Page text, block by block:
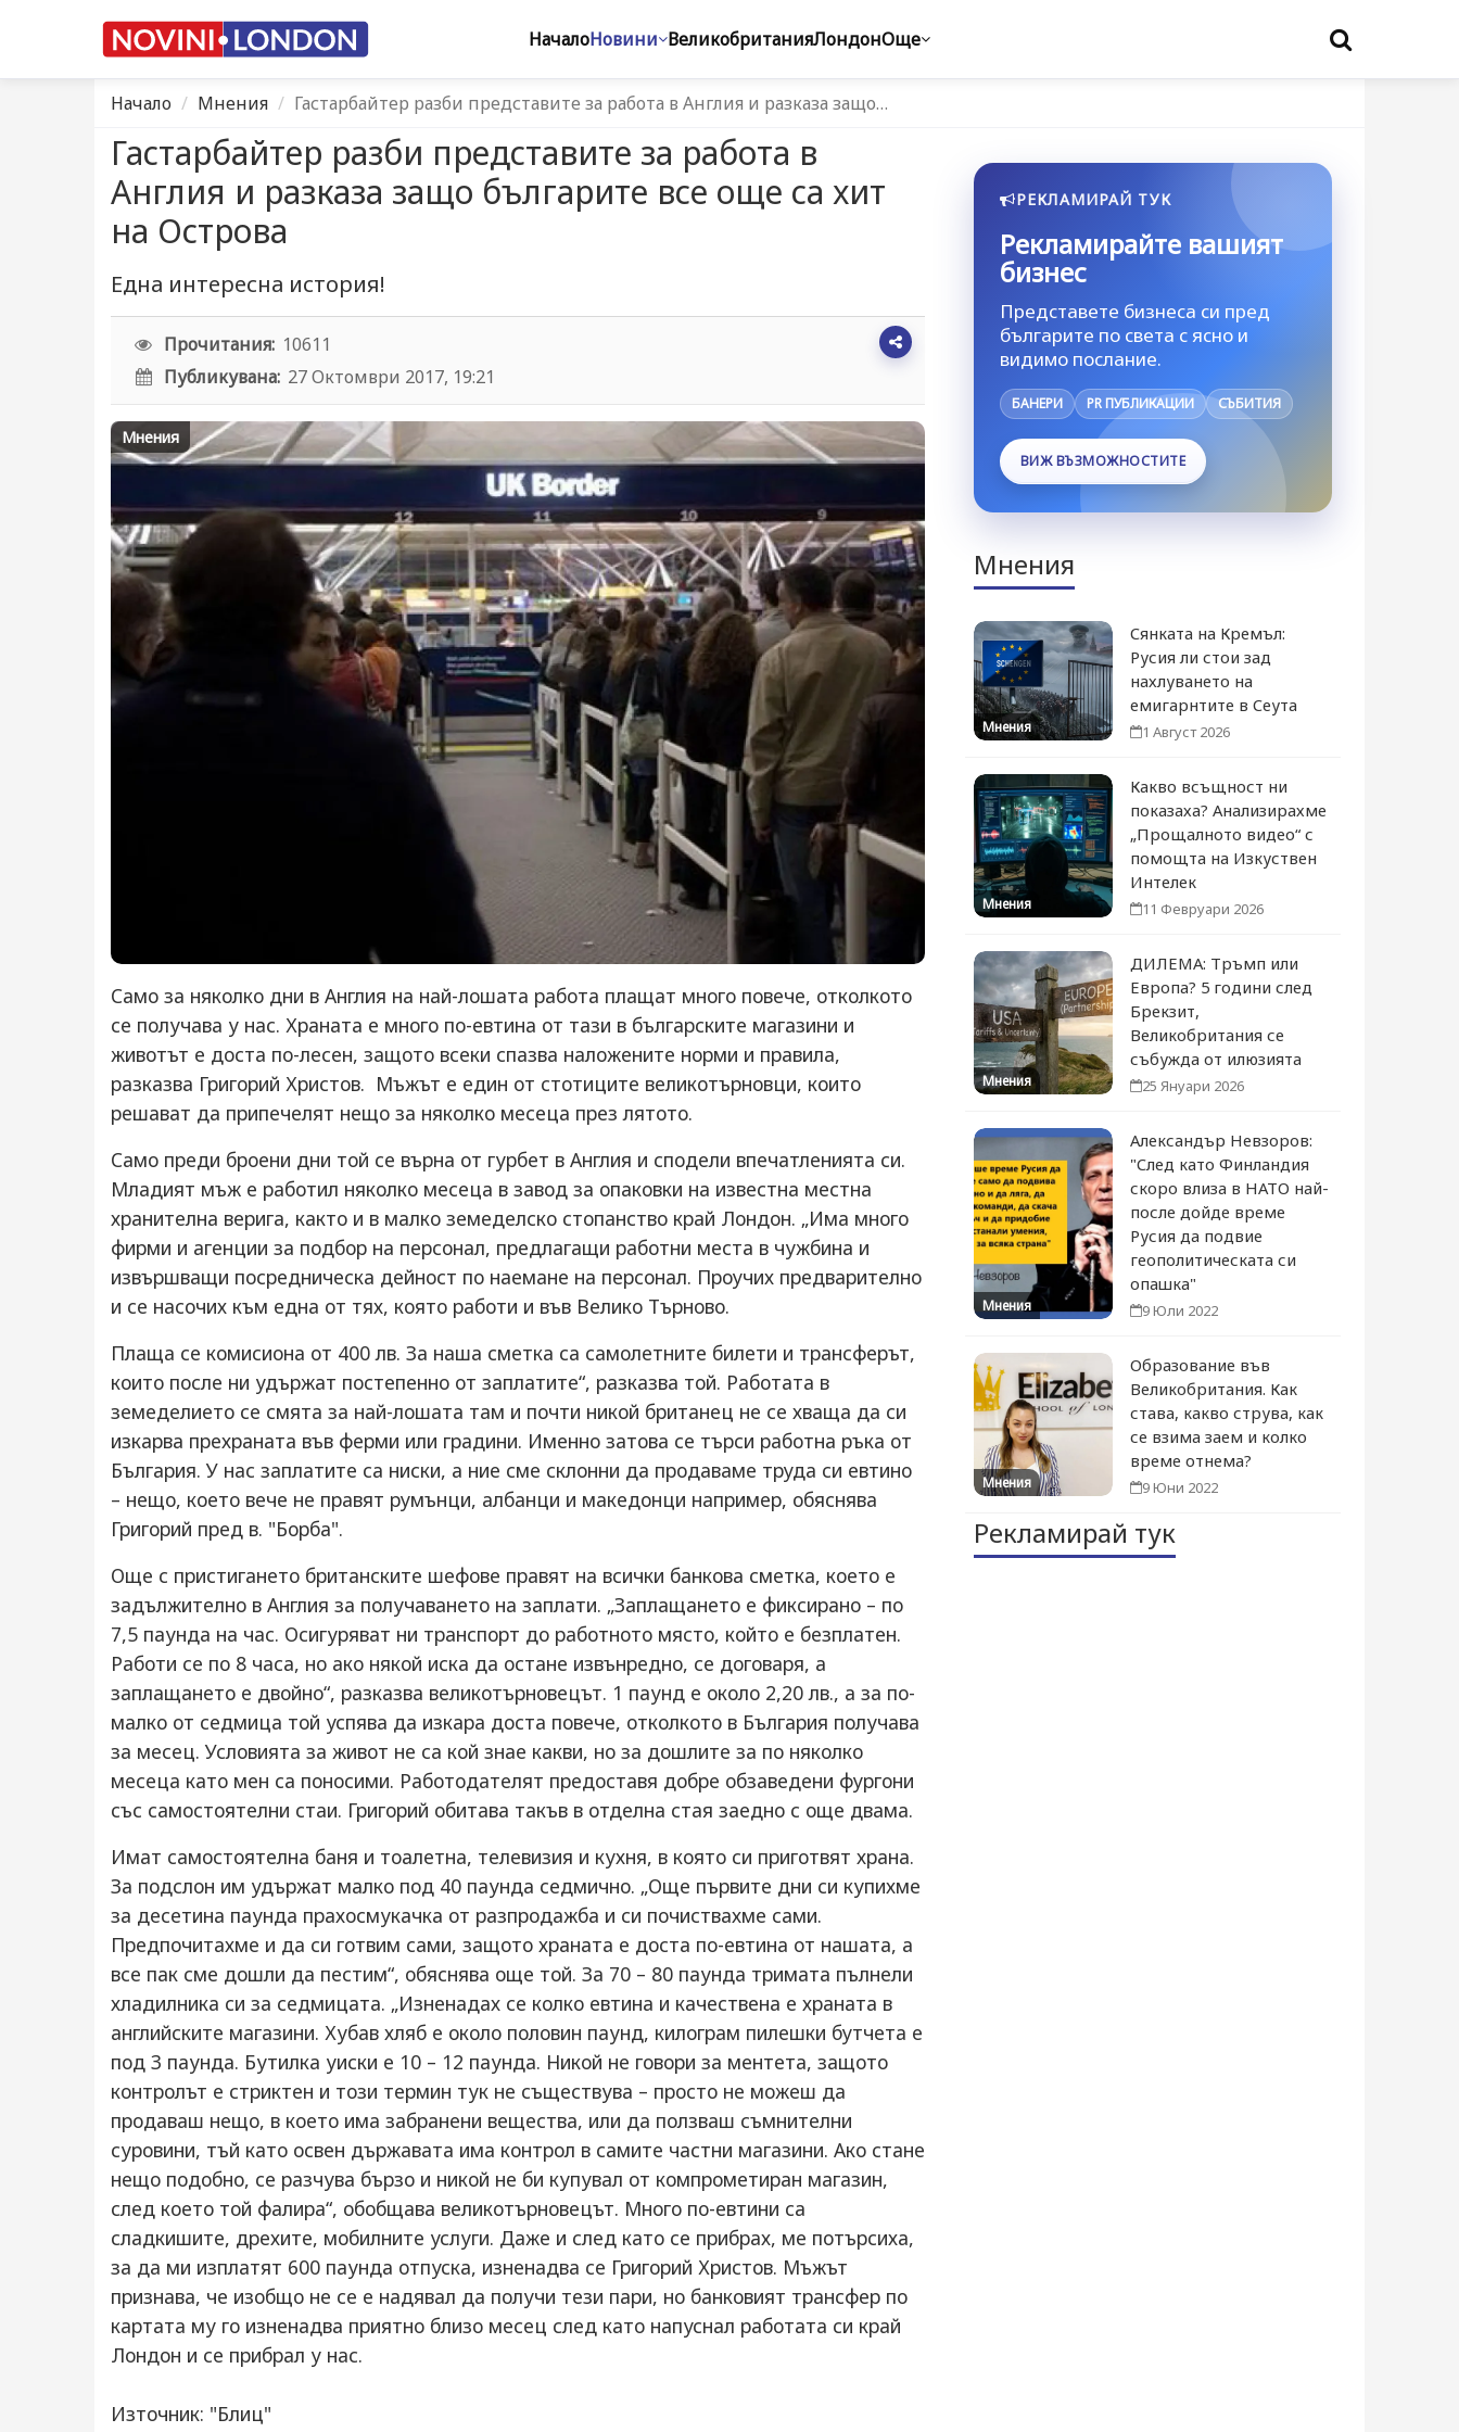
НачалоНовини ВеликобританияЛондонОще
Начало Мнения Гастарбайтер разби представите за работа в Англия и разказа защо…
Гастарбайтер разби представите за работа в
Англия и разказа защо българите все още са хит
на Острова
Eдна интересна история!
Прочитания: 10611
Публикувана: 27 Октомври 2017, 19:21
Мнения
Само за няколко дни в Англия на най-лошата работа плащат много повече, отколкото
се получава у нас. Храната е много по-евтина от тази в българските магазини и
животът е доста по-лесен, защото всеки спазва наложените норми и правила,
разказва Григорий Христов. Мъжът е един от стотиците великотърновци, които
решават да припечелят нещо за няколко месеца през лятото.
Само преди броени дни той се върна от гурбет в Англия и сподели впечатленията си.
Младият мъж е работил няколко месеца в завод за опаковки на известна местна
хранителна верига, както и в малко земеделско стопанство край Лондон. „Има много
фирми и агенции за подбор на персонал, предлагащи работни места в чужбина и
извършващи посредническа дейност по наемане на персонал. Проучих предварително
и се насочих към една от тях, която работи и във Велико Търново.
Плаща се комисиона от 400 лв. За наша сметка са самолетните билети и трансферът,
които после ни удържат постепенно от заплатите“, разказва той. Работата в
земеделието се смята за най-лошата там и почти никой британец не се хваща да си
изкарва прехраната във ферми или градини. Именно затова се търси работна ръка от
България. У нас заплатите са ниски, а ние сме склонни да продаваме труда си евтино
– нещо, което вече не правят румънци, албанци и македонци например, обяснява
Григорий пред в. "Борба".
Още с пристигането британските шефове правят на всички банкова сметка, което е
задължително в Англия за получаването на заплати. „Заплащането е фиксирано – по
7,5 паунда на час. Осигуряват ни транспорт до работното място, който е безплатен.
Работи се по 8 часа, но ако някой иска да остане извънредно, се договаря, а
заплащането е двойно“, разказва великотърновецът. 1 паунд е около 2,20 лв., а за по-
малко от седмица той успява да изкара доста повече, отколкото в България получава
за месец. Условията за живот не са кой знае какви, но за дошлите за по няколко
месеца като мен са поносими. Работодателят предоставя добре обзаведени фургони
със самостоятелни стаи. Григорий обитава такъв в отделна стая заедно с още двама.
Имат самостоятелна баня и тоалетна, телевизия и кухня, в която си приготвят храна.
За подслон им удържат малко под 40 паунда седмично. „Още първите дни си купихме
за десетина паунда прахосмукачка от разпродажба и си почиствахме сами.
Предпочитахме и да си готвим сами, защото храната е доста по-евтина от нашата, а
все пак сме дошли да пестим“, обяснява още той. За 70 – 80 паунда тримата пълнели
хладилника си за седмицата. „Изненадах се колко евтина и качествена е храната в
английските магазини. Хубав хляб е около половин паунд, килограм пилешки бутчета е
под 3 паунда. Бутилка уиски е 10 – 12 паунда. Никой не говори за ментета, защото
контролът е стриктен и този термин тук не съществува – просто не можеш да
продаваш нещо, в което има забранени вещества, или да ползваш съмнителни
суровини, тъй като освен държавата има контрол в самите частни магазини. Ако стане
нещо подобно, се разчува бързо и никой не би купувал от компрометиран магазин,
след което той фалира“, обобщава великотърновецът. Много по-евтини са
сладкишите, дрехите, мобилните услуги. Даже и след като се прибрах, ме потърсиха,
за да ми изплатят 600 паунда отпуска, изненадва се Григорий Христов. Мъжът
признава, че изобщо не се е надявал да получи тези пари, но банковият трансфер по
картата му го изненадва приятно близо месец след като напуснал работата си край
Лондон и се прибрал у нас.
Източник: "Блиц"
РЕКЛАМИРАЙ ТУК
Рекламирайте вашият
бизнес
Представете бизнеса си пред
българите по света с ясно и
видимо послание.
БАНЕРИ PR ПУБЛИКАЦИИ СЪБИТИЯ
ВИЖ ВЪЗМОЖНОСТИТЕ
Мнения
Мнения
Сянката на Кремъл:
Русия ли стои зад
нахлуването на
емигарнтите в Сеута
1 Август 2026
Мнения
Какво всъщност ни
показаха? Анализирахме
„Прощалното видео“ с
помощта на Изкуствен
Интелек
11 Февруари 2026
Мнения
ДИЛЕМА: Тръмп или
Европа? 5 години след
Брекзит,
Великобритания се
събужда от илюзията
25 Януари 2026
Мнения
Александър Невзоров:
"След като Финландия
скоро влиза в НАТО най-
после дойде време
Русия да подвие
геополитическата си
опашка"
9 Юли 2022
Мнения
Образование във
Великобритания. Как
става, какво струва, как
се взима заем и колко
време отнема?
9 Юни 2022
Рекламирай тук